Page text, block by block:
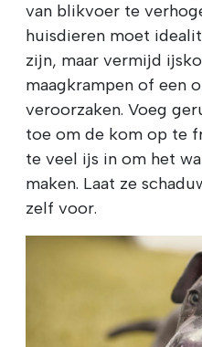
van blikvoer te
huisdieren moet
zijn, maar vermijd
maagkrampen of een
veroorzaken. Voeg
toe om de kom op te
te veel ijs in om het
maken. Laat ze
zelf voor.